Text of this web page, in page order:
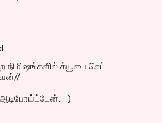
நிமிஷங்களில் க்யூபை செட்
ஆடிபோய்ட்டேன்... :)